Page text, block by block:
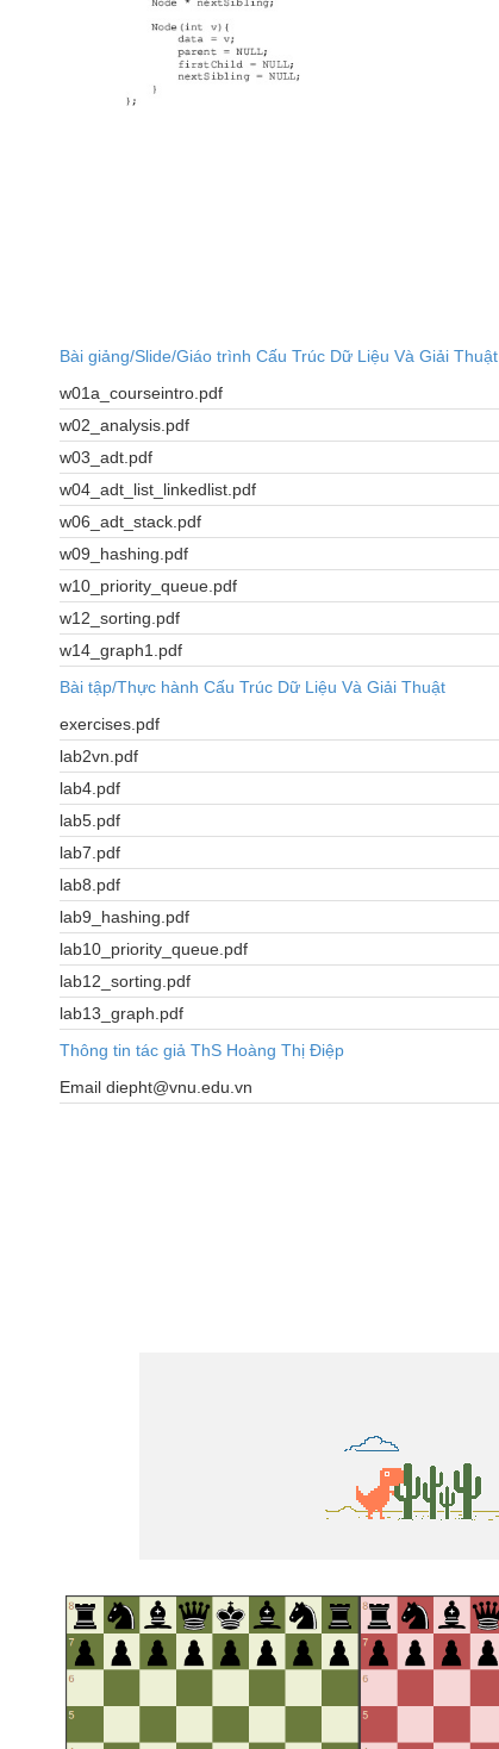
Bài giảng/Slide/Giáo trình Cấu Trúc Dữ Liệu Và Giải Thuật
w01a_courseintro.pdf
w02_analysis.pdf
w03_adt.pdf
w04_adt_list_linkedlist.pdf
w06_adt_stack.pdf
w09_hashing.pdf
w10_priority_queue.pdf
w12_sorting.pdf
w14_graph1.pdf
Bài tập/Thực hành Cấu Trúc Dữ Liệu Và Giải Thuật
exercises.pdf
lab2vn.pdf
lab4.pdf
lab5.pdf
lab7.pdf
lab8.pdf
lab9_hashing.pdf
lab10_priority_queue.pdf
lab12_sorting.pdf
lab13_graph.pdf
Thông tin tác giả ThS Hoàng Thị Điệp
Email diepht@vnu.edu.vn